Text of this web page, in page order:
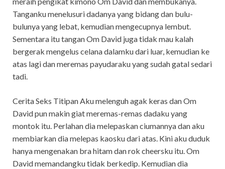
Tanganku menelusuri dadanya yang bidang dan bulu-
bulunya yang lebat, kemudian mengecupnya lembut.
Sementara itu tangan Om David juga tidak mau kalah
bergerak mengelus celana dalamku dari luar, kemudian ke
atas lagi dan meremas payudaraku yang sudah gatal sedari
tadi.
Cerita Seks Titipan Aku melenguh agak keras dan Om
David pun makin giat meremas-remas dadaku yang
montok itu. Perlahan dia melepaskan ciumannya dan aku
membiarkan dia melepas kaosku dari atas. Kini aku duduk
hanya mengenakan bra hitam dan rok cheersku itu. Om
David memandangku tidak berkedip. Kemudian dia